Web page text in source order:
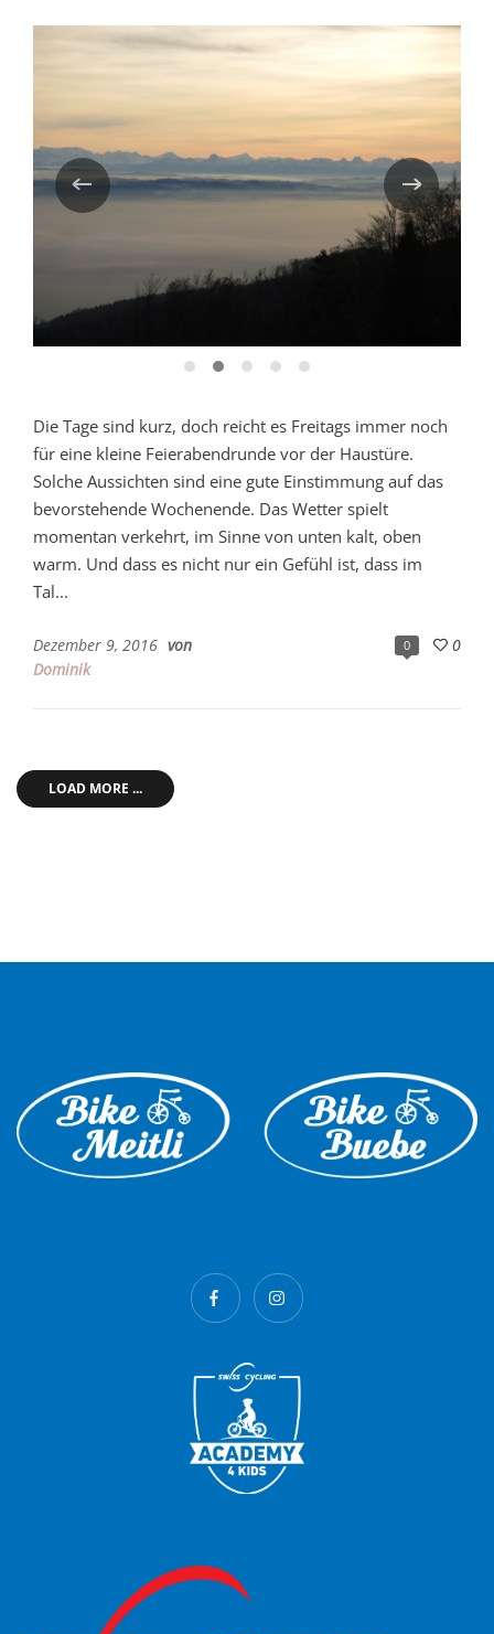
Die Tage sind kurz, doch reicht es Freitags immer noch
für eine kleine Feierabendrunde vor der Haustüre.
Solche Aussichten sind eine gute Einstimmung auf das
bevorstehende Wochenende. Das Wetter spielt
momentan verkehrt, im Sinne von unten kalt, oben
warm. Und dass es nicht nur ein Gefühl ist, dass im
Tal...
0 0
Dezember 9, 2016 von
Dominik
LOAD MORE ...